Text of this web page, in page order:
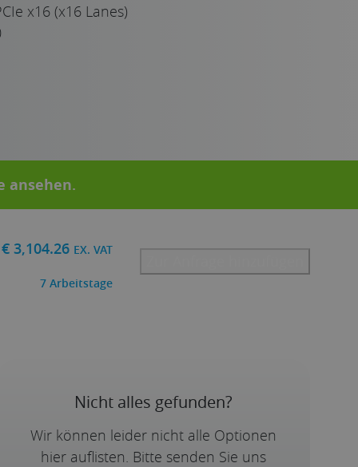
x16 (x16 Lanes)
ansehen.
€ 3,104.26 EX. VAT
7 Arbeitstage
Nicht alles gefunden?
Wir können leider nicht alle Optionen
hier auflisten. Bitte senden Sie uns